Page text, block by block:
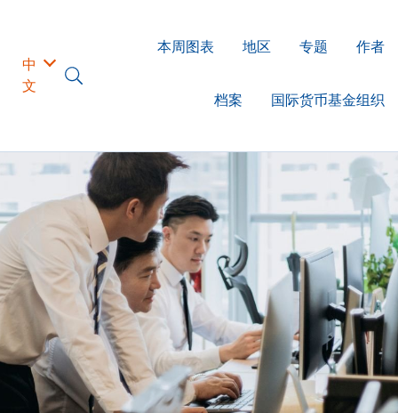
中
文
本周图表 地区 专题 作者
档案 国际货币基金组织